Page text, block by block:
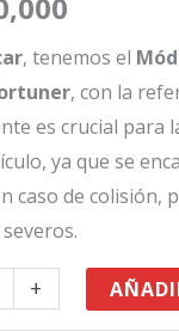
, tenemos el
, con la
es crucial para
ya que se
caso de colisión,
+